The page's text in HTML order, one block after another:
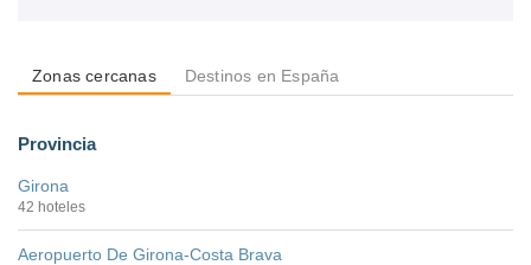
Zonas cercanas Destinos en España
Provincia
Girona
42 hoteles
Aeropuerto De Girona-Costa Brava